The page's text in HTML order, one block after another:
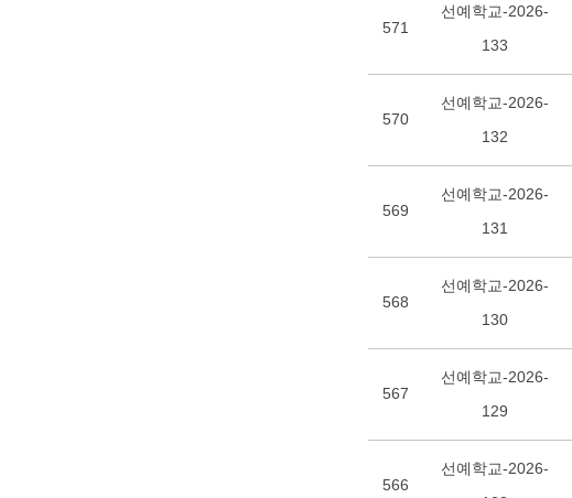
571
선예학교-2026-
133
570
선예학교-2026-
132
569
선예학교-2026-
131
568
선예학교-2026-
130
567
선예학교-2026-
129
566
선예학교-2026-